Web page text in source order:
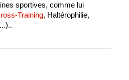
sportives, comme lui
Training, Haltérophilie,
.